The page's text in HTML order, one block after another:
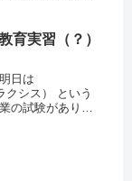
しまいますが、
なく健康...
育実習（？）
日は
クシス） という
の試験がありま